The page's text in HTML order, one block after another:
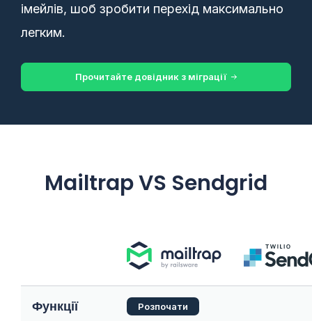
імейлів, шоб зробити перехід максимально
легким.
Прочитайте довідник з міграції
Mailtrap VS Sendgrid
Функції Розпочати